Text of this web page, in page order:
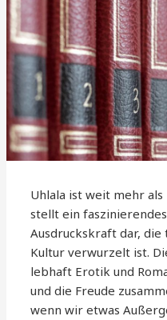
Uhlala ist weit mehr
stellt ein
Ausdruckskraft dar,
Kultur verwurzelt ist.
lebhaft Erotik und
und die Freude
wenn wir etwas